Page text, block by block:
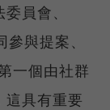
員會、
與提案、
一個由社群
這具有重要